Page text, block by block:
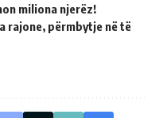
miliona njerëz!
rajone, përmbytje në të